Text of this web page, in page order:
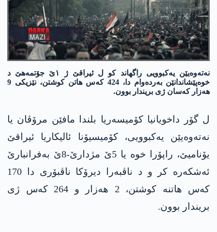
نەتەوەیێن یەکبوویی راگھاند کو ل ئیراقێ ژ ١ێ جۆتمەھێ د
خوەپێشاندانێن به‌رده‌وام دا، 424 کەس ھاتن کوشتن، نێزیکی 9
ھەزار کەسان ژی بریندار بوون.
ل گۆر داخویانیا کۆمیسەریا بلندا مافێن مرۆڤان یا
نه‌ته‌وه‌یێن یه‌كبوویی، کۆمیسیۆنا ئالیکاریا ئیراقێ
یۆنامیێ، راپۆرا خوە یا 5ێ مژدارێ-8ێ به‌فرانبارێ
ئەشکەرە کر و د ناڤبەرا دیرۆکا ناڤبۆری دا 170
کەس ھاتنه‌ کوشتن، 2 ھەزار و 264 کەس ژی
بریندار بوون.